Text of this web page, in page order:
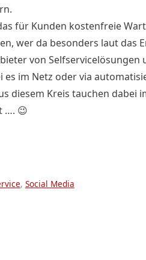
für Kunden kostenfreie
wer da besonders laut das
von Selfservicelösungen
im Netz oder via
diesem Kreis tauchen dabei
…. 😉
, Social Media